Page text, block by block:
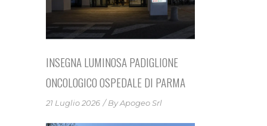
INSEGNA LUMINOSA PADIGLIONE
ONCOLOGICO OSPEDALE DI PARMA
21 Luglio 2026 ByApogeo Srl